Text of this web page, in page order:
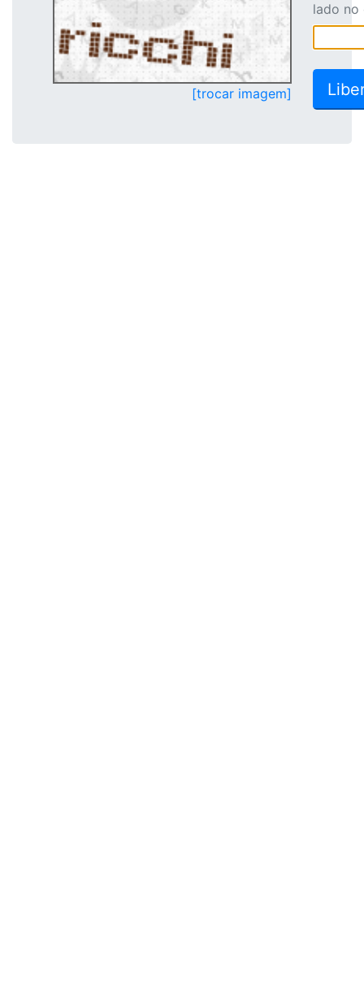
[trocar imagem]
lado no